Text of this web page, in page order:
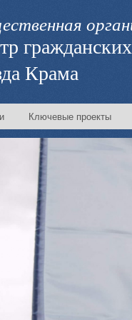
Крама
Ключевые проекты